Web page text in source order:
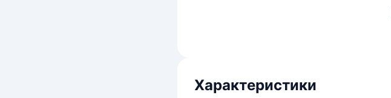
Характеристики